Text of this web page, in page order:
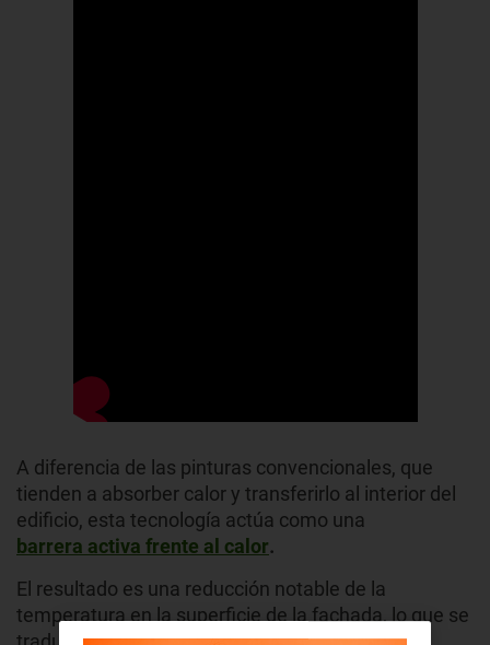
A diferencia de las pinturas convencionales, que
tienden a absorber calor y transferirlo al interior del
edificio, esta tecnología actúa como una
barrera activa frente al calor.
El resultado es una reducción notable de la
temperatura en la superficie de la fachada, lo que se